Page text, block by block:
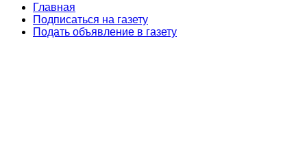
Главная
Подписаться на газету
Подать объявление в газету